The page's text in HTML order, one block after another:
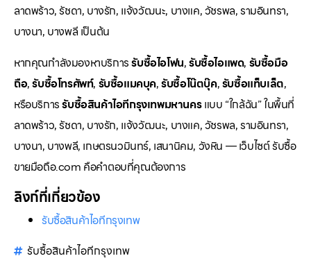
ลาดพร้าว, รัชดา, บางรัก, แจ้งวัฒนะ, บางแค, วัชรพล, รามอินทรา,
บางนา, บางพลี เป็นต้น
หากคุณกำลังมองหาบริการรับซื้อไอโฟน,รับซื้อไอแพด, รับซื้อมือ
ถือ,รับซื้อโทรศัพท์, รับซื้อแมคบุค,รับซื้อโน๊ตบุ๊ค,รับซื้อแท็บเล็ต,
หรือบริการรับซื้อสินค้าไอทีกรุงเทพมหานครแบบ “ใกล้ฉัน” ในพื้นที่
ลาดพร้าว, รัชดา, บางรัก, แจ้งวัฒนะ, บางแค, วัชรพล, รามอินทรา,
บางนา, บางพลี, เกษตรนวมินทร์, เสนานิคม, วังหิน — เว็บไซต์ รับซื้อ
ขายมือถือ.com คือคำตอบที่คุณต้องการ
ลิงก์ที่เกี่ยวข้อง
รับซื้อสินค้าไอทีกรุงเทพ
รับซื้อสินค้าไอทีกรุงเทพ